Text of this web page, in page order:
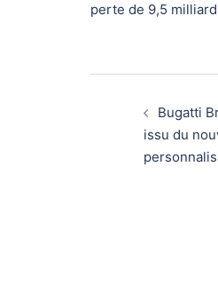
perte de 9,5
Bugatti
issu du